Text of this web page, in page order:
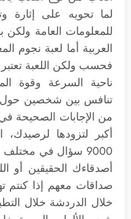
لما تحويه على إثارة
للمعلومات العامة ولكن
العربية أما لعبة نجوم
فحسب ولكن اللعبة تعتبر
ناحية السرعة وقوة
تنافس بين شخصين حول
من الإجابات الصحيحة
أكبر لتزودها
9000 سؤال في
أصدقاءك الحقيقين أو
صداقات معهم إذا
خلال الدردشة خلال